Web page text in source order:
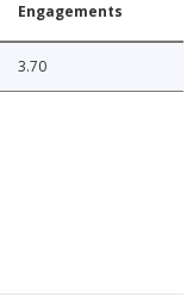
Engagements
3.70